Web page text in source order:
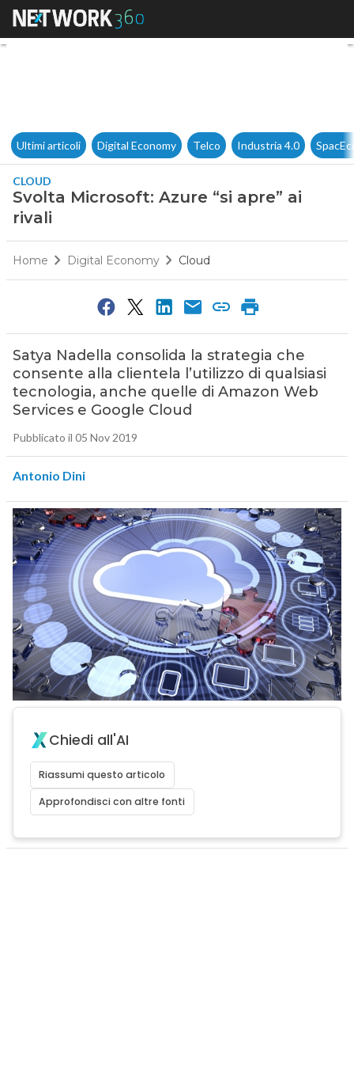
Svolta Microsoft: Azure “si
Ultimi articoli Digital Economy Telco Industria 4.0
CLOUD
Svolta Microsoft: Azure “si apre” ai
rivali
Home Digital Economy Cloud
Satya Nadella consolida la strategia che
consente alla clientela l’utilizzo di qualsiasi
tecnologia, anche quelle di Amazon Web
Services e Google Cloud
Pubblicato il 05 Nov 2019
Antonio Dini
Chiedi all'AI
Riassumi questo articolo
Approfondisci con altre fonti